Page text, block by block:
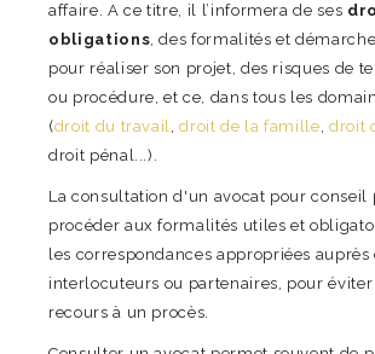
affaire. A ce titre, il l’informera de ses
obligations, des formalités et
pour réaliser son projet, des risques de
ou procédure, et ce, dans tous les
(droit du travail,droit de la famille,droit
droit pénal...).
La consultation d'un avocat pour conseil
procéder aux formalités utiles et
les correspondances appropriées auprès
interlocuteurs ou partenaires, pour
recours à un procès.